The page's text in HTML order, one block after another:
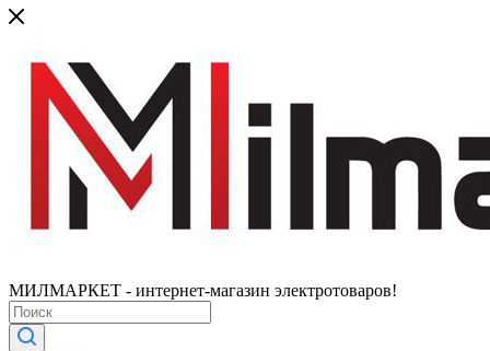
МИЛМАРКЕТ - интернет-магазин электротоваров!